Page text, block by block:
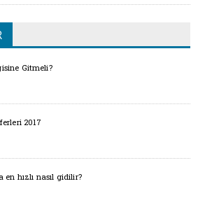
Gitmeli?
2017
en hızlı nasıl gidilir?